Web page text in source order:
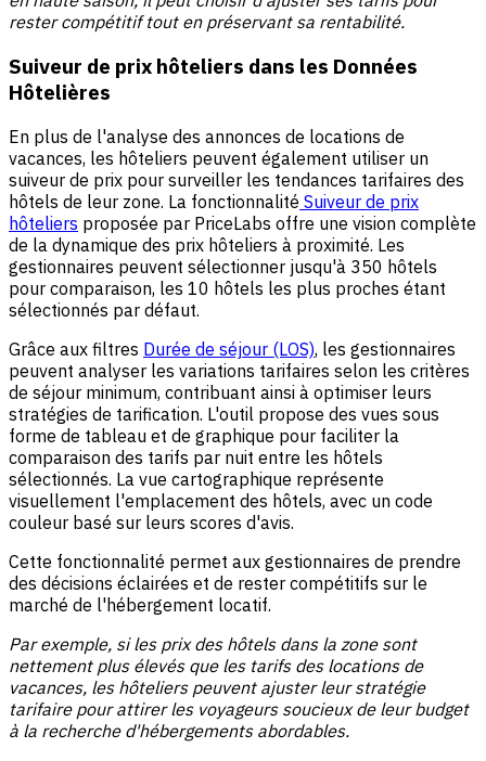
rester compétitif tout en préservant sa rentabilité.
Suiveur de prix hôteliers dans les Données
Hôtelières
En plus de l'analyse des annonces de locations de
vacances, les hôteliers peuvent également utiliser un
suiveur de prix pour surveiller les tendances tarifaires des
hôtels de leur zone. La fonctionnalité Suiveur de prix
hôteliers proposée par PriceLabs offre une vision complète
de la dynamique des prix hôteliers à proximité. Les
gestionnaires peuvent sélectionner jusqu'à 350 hôtels
pour comparaison, les 10 hôtels les plus proches étant
sélectionnés par défaut.
Grâce aux filtres Durée de séjour (LOS), les gestionnaires
peuvent analyser les variations tarifaires selon les critères
de séjour minimum, contribuant ainsi à optimiser leurs
stratégies de tarification. L'outil propose des vues sous
forme de tableau et de graphique pour faciliter la
comparaison des tarifs par nuit entre les hôtels
sélectionnés. La vue cartographique représente
visuellement l'emplacement des hôtels, avec un code
couleur basé sur leurs scores d'avis.
Cette fonctionnalité permet aux gestionnaires de prendre
des décisions éclairées et de rester compétitifs sur le
marché de l'hébergement locatif.
Par exemple, si les prix des hôtels dans la zone sont
nettement plus élevés que les tarifs des locations de
vacances, les hôteliers peuvent ajuster leur stratégie
tarifaire pour attirer les voyageurs soucieux de leur budget
à la recherche d'hébergements abordables.